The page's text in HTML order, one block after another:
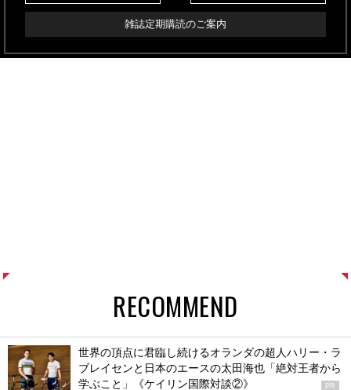
雑誌定期購読のご案内
RECOMMEND
世界の頂点に君臨し続けるオランダの超人ハリー・ラ
ブレイセンと日本のエースの太田海也「絶対王者から
学ぶこと」《ケイリン国際対談②》
PR